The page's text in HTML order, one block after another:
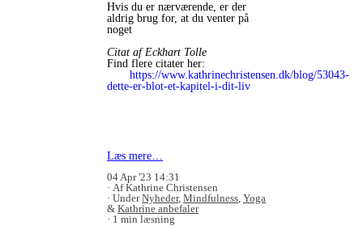
Hvis du er nærværende, er der
aldrig brug for, at du venter på
noget
Citat af Eckhart Tolle
Find flere citater her:
https://www.kathrinechristensen.dk/blog/53043-
dette-er-blot-et-kapitel-i-dit-liv
Læs mere…
04 Apr '23 14:31
Af Kathrine Christensen
UnderNyheder, Mindfulness, Yoga
& Kathrine anbefaler
1 min læsning